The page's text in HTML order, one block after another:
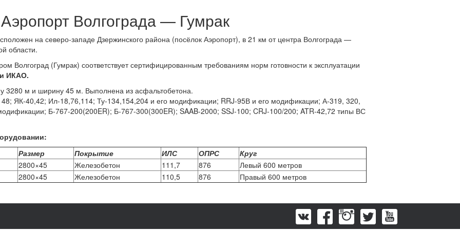
Аэропорт Волгограда — Гумрак
на северо-западе Дзержинского района (посёлок Аэропорт), в 21 км от центра Волгограда —
области.
Волгоград (Гумрак) соответствует сертифицированным требованиям норм готовности к эксплуатации
ИКАО.
3280 м и ширину 45 м. Выполнена из асфальтобетона.
ЯК-40,42; Ил-18,76,114; Ту-134,154,204 и его модификации; RRJ-95В и его модификации; А-319, 320,
Б-767-200(200ER); Б-767-300(300ER); SAAB-2000; SSJ-100; CRJ-100/200; ATR-42,72 типы ВС
Размер
Покрытие ИЛС ОПРС
Круг
2800×45
Железобетон 111,7 876
Левый 600 метров
2800×45
Железобетон 110,5 876 Правый 600 метров